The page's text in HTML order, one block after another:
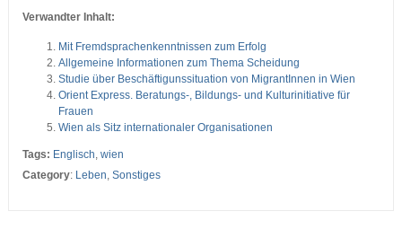
Verwandter Inhalt:
Mit Fremdsprachenkenntnissen zum Erfolg
Allgemeine Informationen zum Thema Scheidung
Studie über Beschäftigunssituation von MigrantInnen in Wien
Orient Express. Beratungs-, Bildungs- und Kulturinitiative für
Frauen
Wien als Sitz internationaler Organisationen
Tags: Englisch, wien
Category: Leben, Sonstiges